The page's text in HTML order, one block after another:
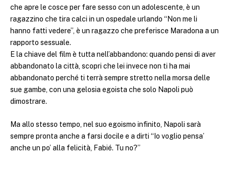
che apre le cosce per fare sesso con un adolescente, è un
ragazzino che tira calci in un ospedale urlando “Non me li
hanno fatti vedere”, è un ragazzo che preferisce Maradona a un
rapporto sessuale.
E la chiave del film è tutta nell’abbandono: quando pensi di aver
abbandonato la città, scopri che lei invece non ti ha mai
abbandonato perché ti terrà sempre stretto nella morsa delle
sue gambe, con una gelosia egoista che solo Napoli può
dimostrare.
Ma allo stesso tempo, nel suo egoismo infinito, Napoli sarà
sempre pronta anche a farsi docile e a dirti “Io voglio pensa’
anche un po’ alla felicità, Fabié. Tu no?”